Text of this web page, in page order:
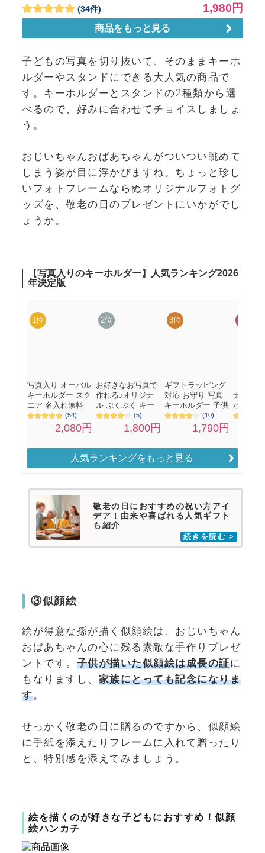
子どもの写真を切り抜いて、そのままキーホ
ルダーやスタンドにできる大人気の商品で
す。キーホルダーとスタンドの2種類から選
べるので、好みに合わせてチョイスしましょ
う。
おじいちゃんおばあちゃんがついつい眺めて
しまう姿が目に浮かびますね。ちょっと珍し
いフォトフレームならぬオリジナルフォトグ
ッズを、敬老の日のプレゼントにいかがでし
ょうか。
人気ランキングをもっと見る
敬老の日におすすめの祝い方アイ
デア！由来や喜ばれる人気ギフト
も紹介
③似顔絵
絵が得意な孫が描く似顔絵は、おじいちゃん
おばあちゃんの心に残る素敵な手作りプレゼ
ントです。 子供が描いた似顔絵は成長の証に
もなりますし、 家族にとっても記念になりま
す。
せっかく敬老の日に贈るのですから、似顔絵
に手紙を添えたりフレームに入れて贈ったり
と、特別感を添えてみましょう。
絵を描くのが好きな子どもにおすすめ！似顔
絵ハンカチ